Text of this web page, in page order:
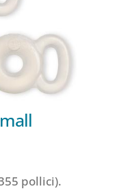
pollici).